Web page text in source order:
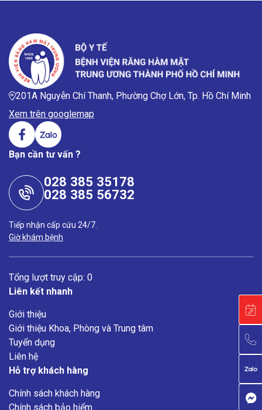
201A Nguyễn Chí Thanh, Phường Chợ Lớn, Tp. Hồ Chí Minh
Xem trên googlemap
Bạn cần tư vấn ?
028 385 35178
028 385 56732
Tiếp nhận cấp cứu 24/7.
Giờ khám bệnh
Tổng lượt truy cập: 0
Liên kết nhanh
Giới thiệu
Giới thiệu Khoa, Phòng và Trung tâm
Tuyển dụng
Liên hệ
Hỗ trợ khách hàng
Chính sách khách hàng
Chính sách bảo hiểm